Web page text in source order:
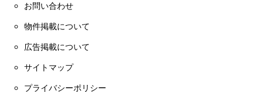
お問い合わせ
物件掲載について
広告掲載について
サイトマップ
プライバシーポリシー